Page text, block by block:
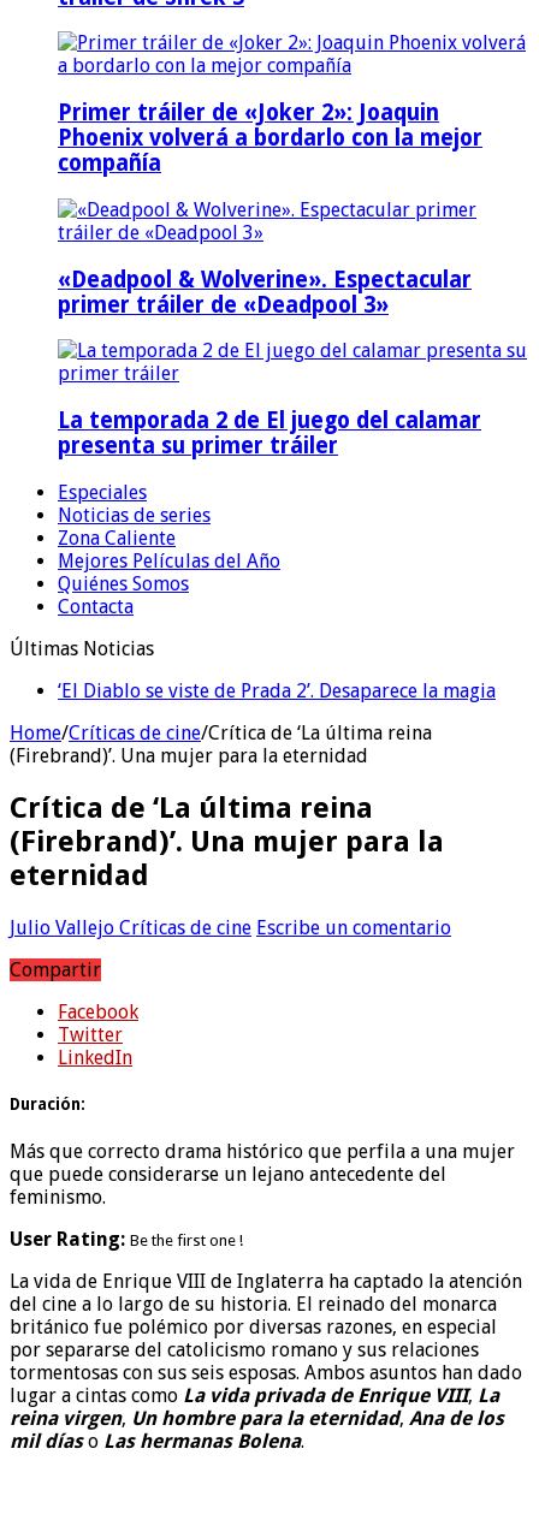
Primer tráiler de «Joker 2»: Joaquin
Phoenix volverá a bordarlo con la mejor
compañía
«Deadpool & Wolverine». Espectacular
primer tráiler de «Deadpool 3»
La temporada 2 de El juego del calamar
presenta su primer tráiler
Especiales
Noticias de series
Zona Caliente
Mejores Películas del Año
Quiénes Somos
Contacta
Últimas Noticias
‘El Diablo se viste de Prada 2’. Desaparece la magia
Home/Críticas de cine/Crítica de ‘La última reina
(Firebrand)’. Una mujer para la eternidad
Crítica de ‘La última reina
(Firebrand)’. Una mujer para la
eternidad
Julio Vallejo Críticas de cine Escribe un comentario
Compartir
Facebook
Twitter
LinkedIn
Duración:
Más que correcto drama histórico que perfila a una mujer
que puede considerarse un lejano antecedente del
feminismo.
User Rating: Be the first one !
La vida de Enrique VIII de Inglaterra ha captado la atención
del cine a lo largo de su historia. El reinado del monarca
británico fue polémico por diversas razones, en especial
por separarse del catolicismo romano y sus relaciones
tormentosas con sus seis esposas. Ambos asuntos han dado
lugar a cintas como La vida privada de Enrique VIII, La
reina virgen, Un hombre para la eternidad, Ana de los
mil díaso Las hermanas Bolena.